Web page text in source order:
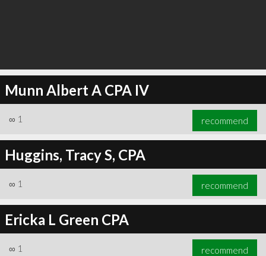
Munn Albert A CPA IV
∞ 1 recommend
Huggins, Tracy S, CPA
∞ 1 recommend
Ericka L Green CPA
∞ 1 recommend